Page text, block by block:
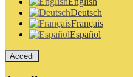
Deutsch
Français
Español
Accedi